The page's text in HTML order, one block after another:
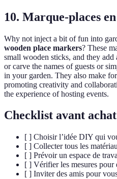
10. Marque-places
Why not inject a bit of fun into
wooden place markers? These
small wooden sticks, and they
or carve the names of guests or
in your garden. They also make
promoting creativity and
the experience of hosting events.
Checklist avant achat
[ ] Choisir l’idée DIY qui
[ ] Collecter tous les
[ ] Prévoir un espace de
[ ] Vérifier les mesures pour
[ ] Inviter des amis pour